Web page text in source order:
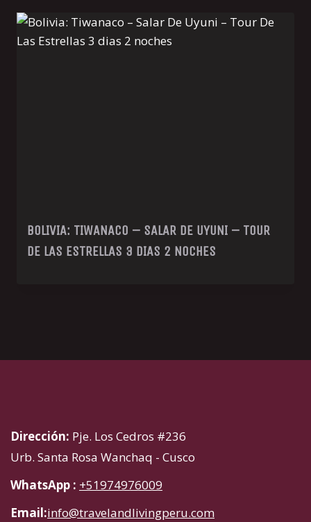
BOLIVIA: TIWANACO – SALAR DE UYUNI – TOUR
DE LAS ESTRELLAS 3 DIAS 2 NOCHES
Dirección: Pje. Los Cedros #236
Urb. Santa Rosa Wanchaq - Cusco
WhatsApp : +51974976009
Email:info@travelandlivingperu.com